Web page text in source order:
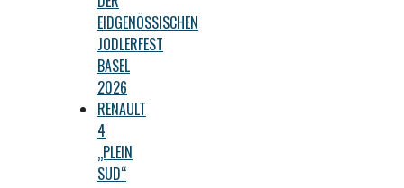
EIDGENÖSSISCHEN
JODLERFEST
BASEL
2026
RENAULT
4
„PLEIN
SUD“